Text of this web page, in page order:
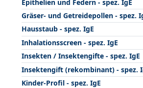
Epithelien und Federn - spez. IgE
Gräser- und Getreidepollen - spez.
Hausstaub - spez. IgE
Inhalationsscreen - spez. IgE
Insekten / Insektengifte - spez. IgE
Insektengift (rekombinant) - spez.
Kinder-Profil - spez. IgE